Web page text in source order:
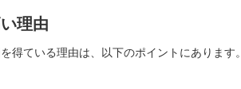
理由
得ている理由は、以下のポイントにあります。